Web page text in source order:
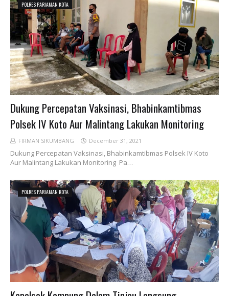
POLRES PARIAMAN KOTA
Dukung Percepatan Vaksinasi, Bhabinkamtibmas
Polsek IV Koto Aur Malintang Lakukan Monitoring
FIRMAN SIKUMBANG December 31, 2021
Dukung Percepatan Vaksinasi, Bhabinkamtibmas Polsek IV Koto
Aur Malintang Lakukan Monitoring Pa…
POLRES PARIAMAN KOTA